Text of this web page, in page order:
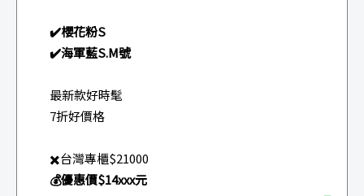
✔️櫻花粉S
✔️海軍藍S.M號
最新款好時髦
7折好價格
✖️台灣專櫃$21000
💰優惠價$14xxx元